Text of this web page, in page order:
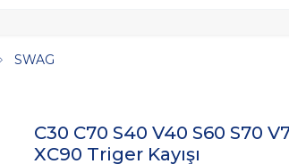
SWAG
C30 C70 S40 V40 S60 S70
XC90 Triger Kayışı